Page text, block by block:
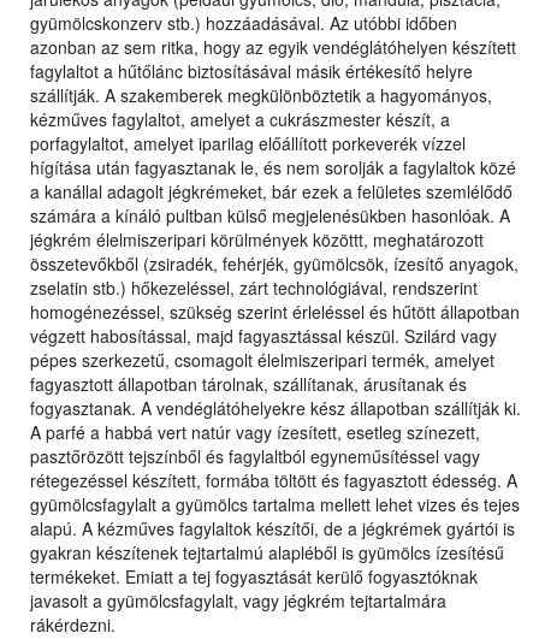
gyümölcskonzerv stb.) hozzáadásával. Az utóbbi időben
azonban az sem ritka, hogy az egyik vendéglátóhelyen készített
fagylaltot a hűtőlánc biztosításával másik értékesítő helyre
szállítják. A szakemberek megkülönböztetik a hagyományos,
kézműves fagylaltot, amelyet a cukrászmester készít, a
porfagylaltot, amelyet iparilag előállított porkeverék vízzel
hígítása után fagyasztanak le, és nem sorolják a fagylaltok közé
a kanállal adagolt jégkrémeket, bár ezek a felületes szemlélődő
számára a kínáló pultban külső megjelenésükben hasonlóak. A
jégkrém élelmiszeripari körülmények közöttt, meghatározott
összetevőkből (zsiradék, fehérjék, gyümölcsök, ízesítő anyagok,
zselatin stb.) hőkezeléssel, zárt technológiával, rendszerint
homogénezéssel, szükség szerint érleléssel és hűtött állapotban
végzett habosítással, majd fagyasztással készül. Szilárd vagy
pépes szerkezetű, csomagolt élelmiszeripari termék, amelyet
fagyasztott állapotban tárolnak, szállítanak, árusítanak és
fogyasztanak. A vendéglátóhelyekre kész állapotban szállítják ki.
A parfé a habbá vert natúr vagy ízesített, esetleg színezett,
pasztőrözött tejszínből és fagylaltból egyneműsítéssel vagy
rétegezéssel készített, formába töltött és fagyasztott édesség. A
gyümölcsfagylalt a gyümölcs tartalma mellett lehet vizes és tejes
alapú. A kézműves fagylaltok készítői, de a jégkrémek gyártói is
gyakran készítenek tejtartalmú alapléből is gyümölcs ízesítésű
termékeket. Emiatt a tej fogyasztását kerülő fogyasztóknak
javasolt a gyümölcsfagylalt, vagy jégkrém tejtartalmára
rákérdezni.